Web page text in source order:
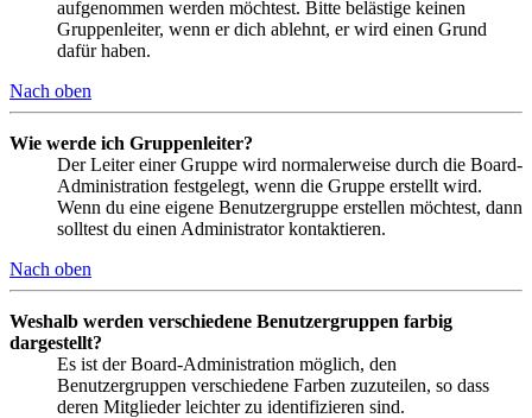
aufgenommen werden möchtest. Bitte belästige keinen
Gruppenleiter, wenn er dich ablehnt, er wird einen Grund
dafür haben.
Nach oben
Wie werde ich Gruppenleiter?
Der Leiter einer Gruppe wird normalerweise durch die Board-
Administration festgelegt, wenn die Gruppe erstellt wird.
Wenn du eine eigene Benutzergruppe erstellen möchtest, dann
solltest du einen Administrator kontaktieren.
Nach oben
Weshalb werden verschiedene Benutzergruppen farbig
dargestellt?
Es ist der Board-Administration möglich, den
Benutzergruppen verschiedene Farben zuzuteilen, so dass
deren Mitglieder leichter zu identifizieren sind.